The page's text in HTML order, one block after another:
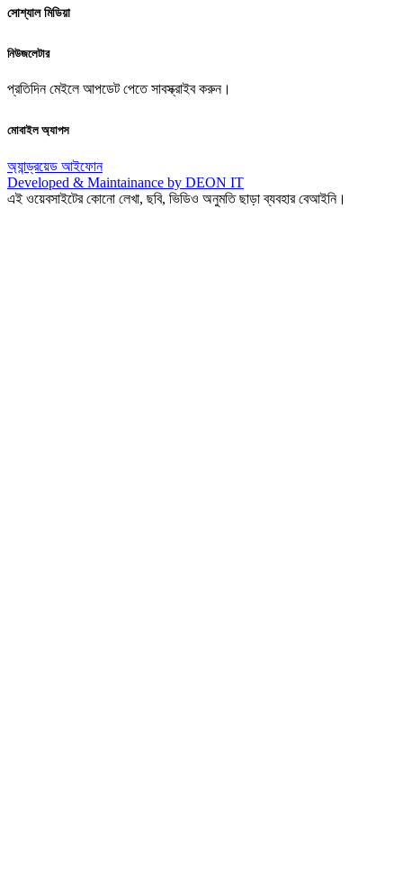
সোশ্যাল মিডিয়া
নিউজলেটার
প্রতিদিন মেইলে আপডেট পেতে সাবস্ক্রাইব করুন।
মোবাইল অ্যাপস
অ্যান্ড্রয়েড আইফোন
Developed & Maintainance by DEON IT
এই ওয়েবসাইটের কোনো লেখা, ছবি, ভিডিও অনুমতি ছাড়া ব্যবহার বেআইনি।